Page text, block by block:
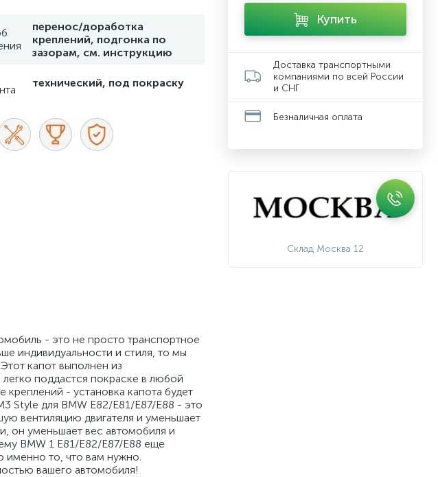
перенос/доработка
креплений, подгонка по
зазорам, см. инструкцию
технический, под покраску
- это не просто транспортное
индивидуальности и стиля, то мы
капот выполнен из
поддастся покраске в любой
- установка капота будет
Style для BMW E82/E81/E87/E88 - это
вентиляцию двигателя и уменьшает
он уменьшает вес автомобиля и
BMW 1 E81/E82/E87/E88 еще
именно то, что вам нужно.
вашего автомобиля!
Купить
Доставка транспортными
компаниями по всей России
и СНГ
Безналичная оплата
Склад Москва 12